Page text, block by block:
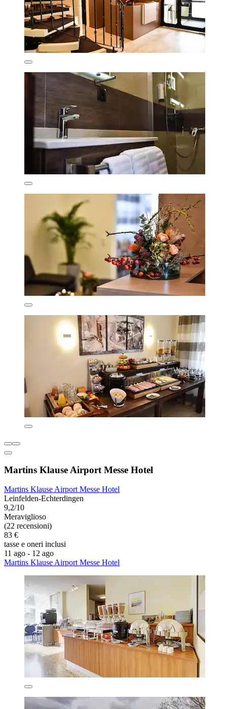
Martins Klause Airport Messe Hotel
Martins Klause Airport Messe Hotel
Leinfelden-Echterdingen
9,2/10
Meraviglioso
(22 recensioni)
83 €
tasse e oneri inclusi
11 ago - 12 ago
Martins Klause Airport Messe Hotel